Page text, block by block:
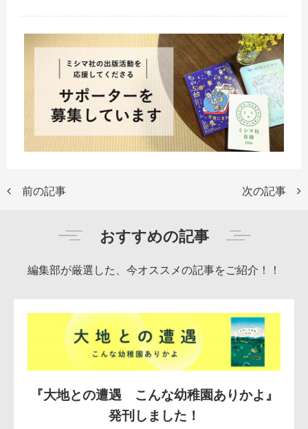
前の記事 次の記事
おすすめの記事
編集部が厳選した、今オススメの記事をご紹介！！
『大地との遭遇 こんな幼稚園ありかよ』
発刊しました！